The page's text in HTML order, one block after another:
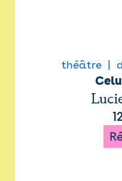
théâtre